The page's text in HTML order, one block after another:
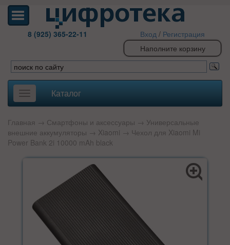
8 (925) 365-22-11 Вход / Регистрация
Наполните корзину
Toggle
navigation
Каталог
Главная → Смартфоны и аксессуары → Универсальные
внешние аккумуляторы → Xiaomi → Чехол для Xiaomi Mi
Power Bank 2i 10000 mAh black